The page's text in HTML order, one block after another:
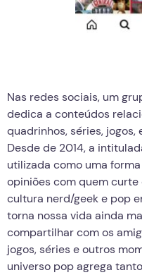
Nas redes sociais, um
dedica a conteúdos
quadrinhos, séries,
Desde de 2014, a
utilizada como uma
opiniões com quem curte
cultura nerd/geek e pop
torna nossa vida ainda
compartilhar com os
jogos, séries e outros
universo pop agrega